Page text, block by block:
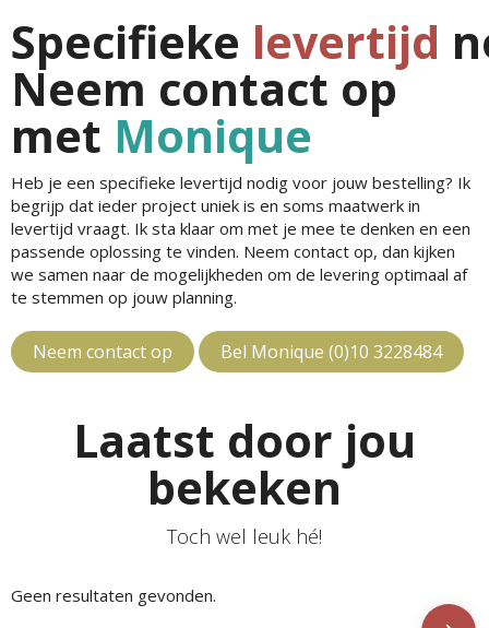
Specifieke levertijd
Neem contact op
met Monique
Heb je een specifieke levertijd nodig voor jouw bestelling? Ik
begrijp dat ieder project uniek is en soms maatwerk in
levertijd vraagt. Ik sta klaar om met je mee te denken en een
passende oplossing te vinden. Neem contact op, dan kijken
we samen naar de mogelijkheden om de levering optimaal af
te stemmen op jouw planning.
Neem contact op Bel Monique (0)10 3228484
Laatst door jou
bekeken
Toch wel leuk hé!
Geen resultaten gevonden.